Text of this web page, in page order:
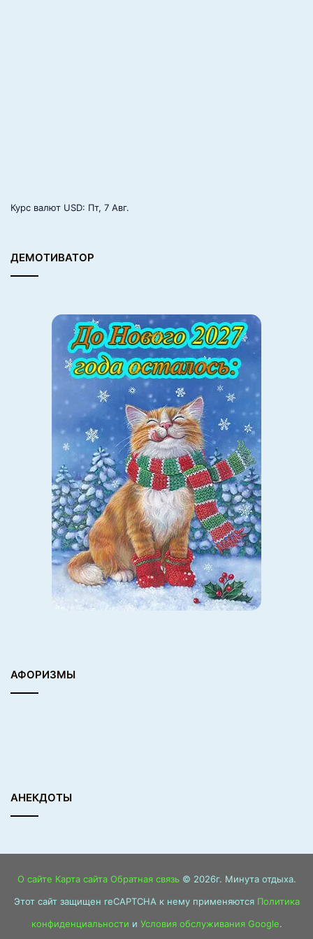
Курс валют USD: Пт, 7 Авг.
ДЕМОТИВАТОР
АФОРИЗМЫ
АНЕКДОТЫ
О сайте Карта сайта Обратная связь© 2026г. Минута отдыха.
Этот сайт защищен reCAPTCHA к нему применяются Политика
конфиденциальности и Условия обслуживания Google.